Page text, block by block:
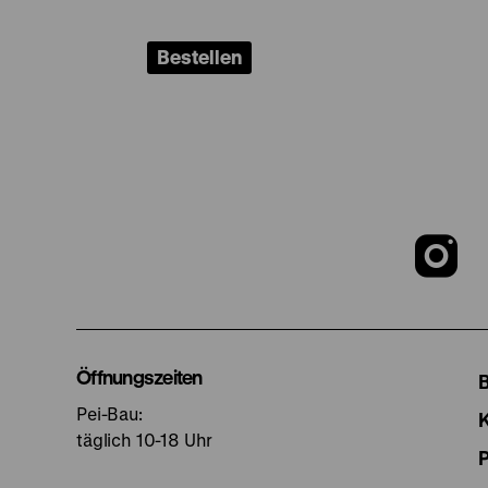
Bestellen
Zu
Öffnungszeiten
Pei-Bau:
täglich 10-18 Uhr